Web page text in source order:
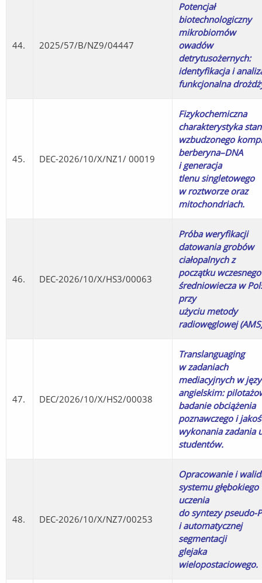
44. 2025/57/B/NZ9/04447
Potencjał
biotechnologiczny
mikrobiomów
owadów
detrytusożernych:
identyfikacja i
funkcjonalna
45. DEC-2026/10/X/NZ1/ 00019
Fizykochemiczna
charakterystyka
wzbudzonego
berberyna–DNA
i generacja
tlenu singletowego
w roztworze oraz
mitochondriach.
46. DEC-2026/10/X/HS3/00063
Próba weryfikacji
datowania grobów
ciałopalnych z
początku wczesnego
średniowiecza w
przy
użyciu metody
radiowęglowej
47. DEC/2026/10/X/HS2/00038
Translanguaging
w zadaniach
mediacyjnych w
angielskim:
badanie obciążenia
poznawczego i
wykonania zadania
studentów.
48. DEC-2026/10/X/NZ7/00253
Opracowanie i
systemu głębokiego
uczenia
do syntezy pseudo-
i automatycznej
segmentacji
glejaka
wielopostaciowego.